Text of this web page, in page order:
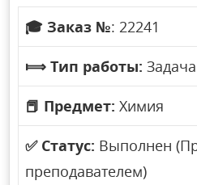
🎓 Заказ №: 22241
⟾ Тип работы: Задача
📕 Предмет: Химия
✅ Статус: Выполнен
преподавателем)